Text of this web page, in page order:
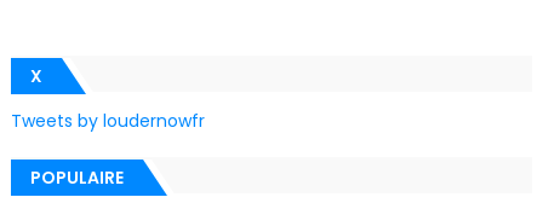
X
Tweets by loudernowfr
POPULAIRE